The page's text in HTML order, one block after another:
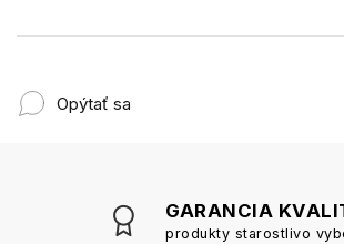
Opýtať sa
GARANCIA
produkty starostlivo